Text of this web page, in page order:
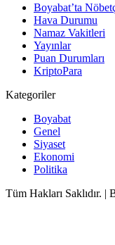
Boyabat’ta
Hava Durumu
Namaz Vakitleri
Yayınlar
Puan Durumları
KriptoPara
Kategoriler
Boyabat
Genel
Siyaset
Ekonomi
Politika
Tüm Hakları